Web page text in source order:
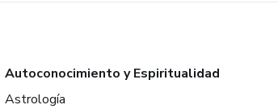
Autoconocimiento y Espiritualidad
Astrología